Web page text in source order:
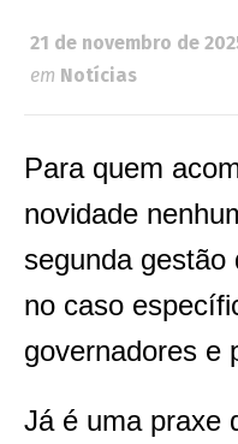
21 de novembro de
em Notícias
Para quem
novidade
segunda gestão
no caso
governadores e
Já é uma praxe